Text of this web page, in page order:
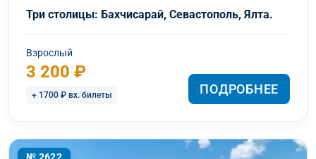
Три столицы: Бахчисарай, Севастополь, Ялта.
Взрослый
3 200 ₽
+ 1700 ₽ вх. билеты ПОДРОБНЕЕ